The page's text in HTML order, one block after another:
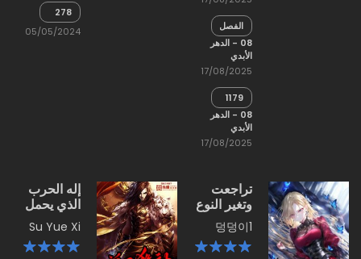
الفصل.
1177
- الاله
يحب
العالم
08 - الدهر
الأبدي
17/08/2025
1179
-
الاحلام
08 - الدهر
الأبدي
17/08/2025
الأرثوذكسي
(4)
278
-
الفصيل
05/05/2024
تراجعت
وتغير النوع
덩덩이1
إله الحرب
الذي يحمل
علامة التنين
Su Yue Xi